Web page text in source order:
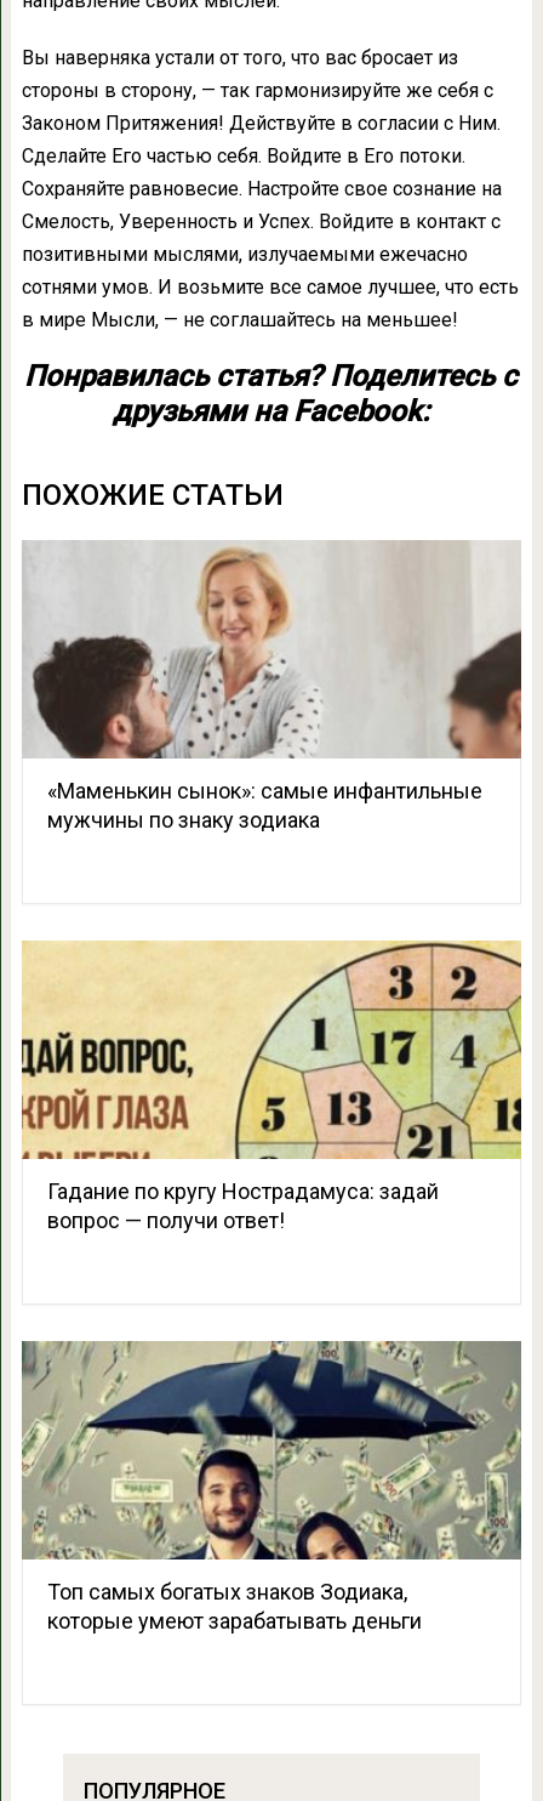
Вы наверняка устали от того, что вас бро­сает из
стороны в сторону, — так гармони­зируйте же себя с
Законом Притяжения! Действуйте в согласии с Ним.
Сделайте Его частью себя. Войдите в Его потоки.
Сохраняйте равновесие. Настройте свое со­знание на
Смелость, Уверенность и Успех. Войдите в контакт с
позитивными мысля­ми, излучаемыми ежечасно
сотнями умов. И возьмите все самое лучшее, что есть
в мире Мысли, — не соглашайтесь на меньшее!
Понравилась статья? Поделитесь с
друзьями на Facebook:
ПОХОЖИЕ СТАТЬИ
«Маменькин сынок»: самые инфантильные
мужчины по знаку зодиака
Гадание по кругу Нострадамуса: задай
вопрос — получи ответ!
Топ самых богатых знаков Зодиака,
которые умеют зарабатывать деньги
ПОПУЛЯРНОЕ